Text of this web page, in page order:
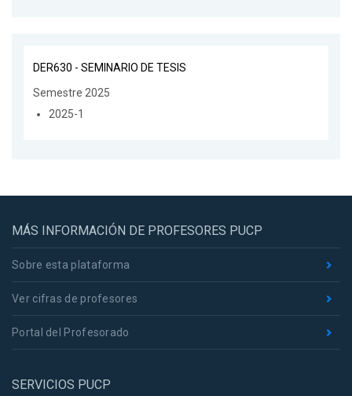
DER630 - SEMINARIO DE TESIS
Semestre 2025
2025-1
MÁS INFORMACIÓN DE PROFESORES PUCP
Sobre esta plataforma
Ver cifras de profesores
Portal del Profesorado
SERVICIOS PUCP